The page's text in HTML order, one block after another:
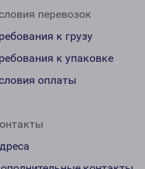
перевозок
к грузу
к упаковке
оплаты